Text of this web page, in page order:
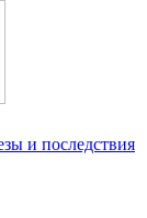
и последствия